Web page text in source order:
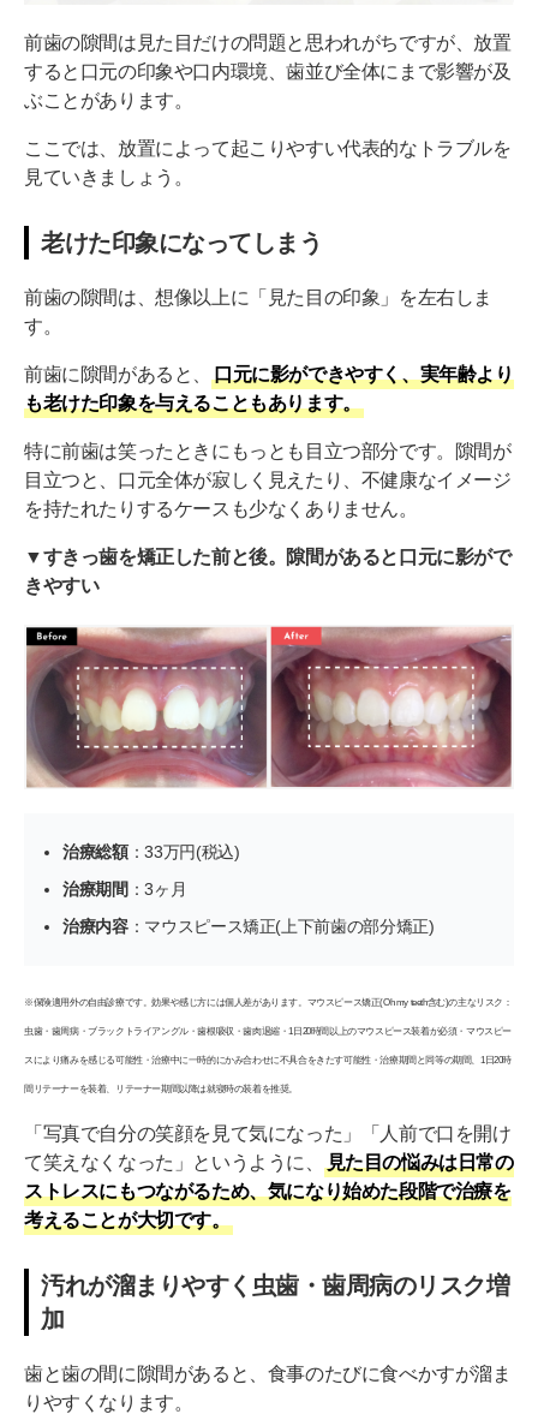
前歯の隙間は見た目だけの問題と思われがちですが、放置
すると口元の印象や口内環境、歯並び全体にまで影響が及
ぶことがあります。
ここでは、放置によって起こりやすい代表的なトラブルを
見ていきましょう。
老けた印象になってしまう
前歯の隙間は、想像以上に「見た目の印象」を左右しま
す。
前歯に隙間があると、
口元に影ができやすく、実年齢より
も老けた印象を与えることもあります。
特に前歯は笑ったときにもっとも目立つ部分です。隙間が
目立つと、口元全体が寂しく見えたり、不健康なイメージ
を持たれたりするケースも少なくありません。
▼すきっ歯を矯正した前と後。隙間があると口元に影がで
きやすい
治療総額：33万円(税込)
治療期間 ：3ヶ月
治療内容：マウスピース矯正(上下前歯の部分矯正)
※保険適用外の自由診療です。効果や感じ方には個人差があります。マウスピース矯正(Oh my teeth含む)の主なリスク：
虫歯・歯周病・ブラックトライアングル・歯根吸収・歯肉退縮・1日20時間以上のマウスピース装着が必須・マウスピー
スにより痛みを感じる可能性・治療中に一時的にかみ合わせに不具合をきたす可能性・治療期間と同等の期間、1日20時
間リテーナーを装着、リテーナー期間以降は就寝時の装着を推奨。
「写真で自分の笑顔を見て気になった」「人前で口を開け
て笑えなくなった」というように、
見た目の悩みは日常の
ストレスにもつながるため、気になり始めた段階で治療を
考えることが大切です。
汚れが溜まりやすく虫歯・歯周病のリスク増
加
歯と歯の間に隙間があると、食事のたびに食べかすが溜ま
りやすくなります。